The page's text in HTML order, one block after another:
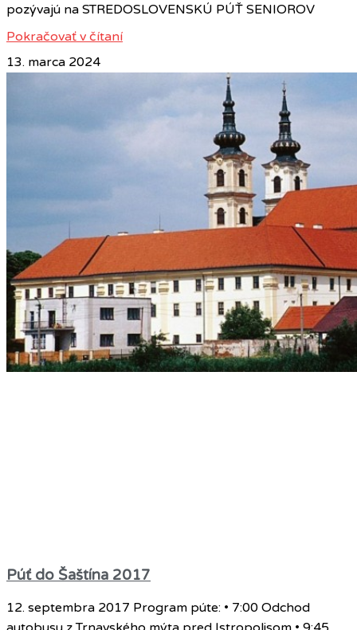
pozývajú na STREDOSLOVENSKÚ PÚŤ SENIOROV
Pokračovať v čítaní
13. marca 2024
Púť do Šaštína 2017
12. septembra 2017 Program púte: • 7:00 Odchod